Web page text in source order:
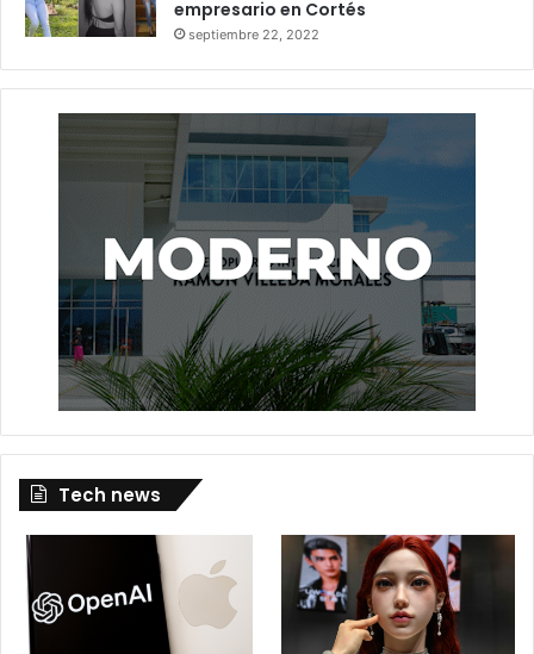
empresario en Cortés
septiembre 22, 2022
Tech news